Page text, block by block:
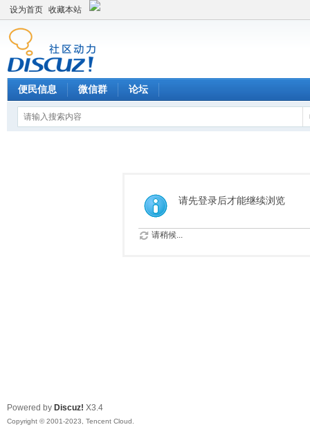
设为首页 收藏本站
便民信息 微信群 论坛
请先登录后才能继续浏览
请稍候...
Powered by Discuz! X3.4
Copyright © 2001-2023, Tencent Cloud.